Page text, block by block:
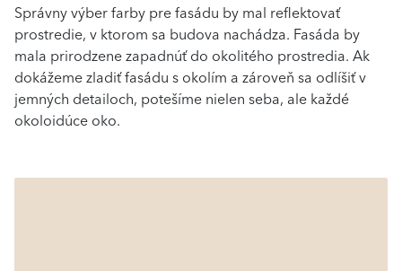
Správny výber farby pre fasádu by mal reflektovať
prostredie, v ktorom sa budova nachádza. Fasáda by
mala prirodzene zapadnúť do okolitého prostredia. Ak
dokážeme zladiť fasádu s okolím a zároveň sa odlíšiť v
jemných detailoch, potešíme nielen seba, ale každé
okoloidúce oko.